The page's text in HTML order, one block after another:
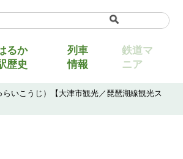
▼
るか
歴史
列車
情報
鉄道マ
ニア
いこうじ）【大津市観光／琵琶湖線観光ス